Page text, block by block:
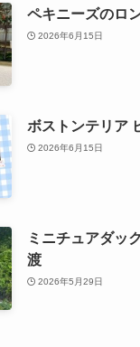
ペキニーズのロ
2026年6月15日
ボストンテリア
2026年6月15日
ミニチュアダッ
渡
2026年5月29日